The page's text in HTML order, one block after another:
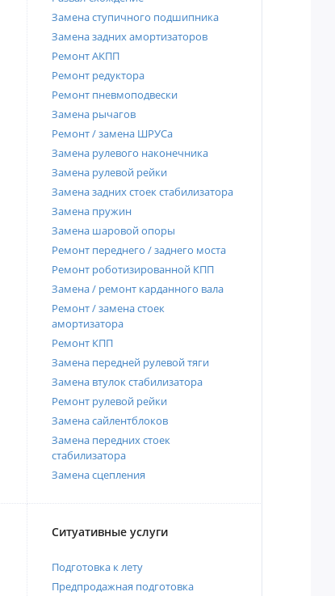
Замена ступичного подшипника
Замена задних амортизаторов
Ремонт АКПП
Ремонт редуктора
Ремонт пневмоподвески
Замена рычагов
Ремонт / замена ШРУСа
Замена рулевого наконечника
Замена рулевой рейки
Замена задних стоек стабилизатора
Замена пружин
Замена шаровой опоры
Ремонт переднего / заднего моста
Ремонт роботизированной КПП
Замена / ремонт карданного вала
Ремонт / замена стоек
амортизатора
Ремонт КПП
Замена передней рулевой тяги
Замена втулок стабилизатора
Ремонт рулевой рейки
Замена сайлентблоков
Замена передних стоек
стабилизатора
Замена сцепления
Ситуативные услуги
Подготовка к лету
Предпродажная подготовка